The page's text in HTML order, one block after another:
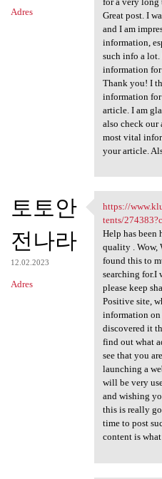
Adres
Great post. I
and I am
information,
such info a lot.
information
Thank you! I
information for
article. I am
also check
most vital
your article.
토토안
전나라
12.02.2023
Adres
https://
https://
tents/
Help has been
quality . Wow,
found this to
searching for.I
please keep
Positive site,
information on
discovered it
find out what
see that you
launching a
will be very
and wishing
this is really
time to post
content is